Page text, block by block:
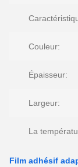
Couleur:
Épaisseur:
Largeur:
La
Film adhésif